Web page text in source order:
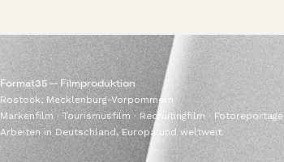
Format35 — Filmproduktion
Rostock, Mecklenburg-Vorpommern
Markenfilm · Tourismusfilm · Recruitingfilm · Fotoreportage
Arbeiten in Deutschland, Europa und weltweit.